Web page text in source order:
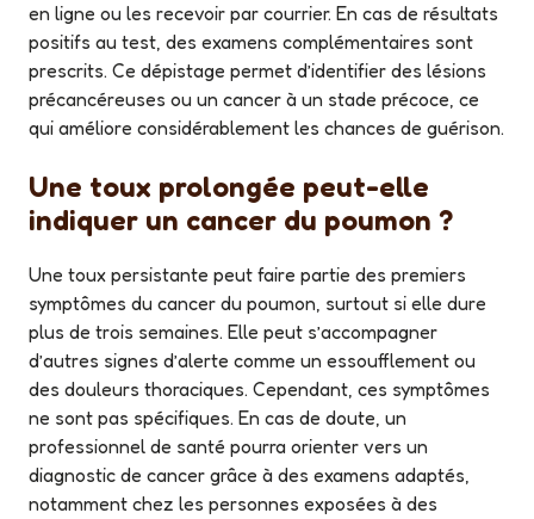
en ligne ou les recevoir par courrier. En cas de résultats
positifs au test, des examens complémentaires sont
prescrits. Ce dépistage permet d’identifier des lésions
précancéreuses ou un cancer à un stade précoce, ce
qui améliore considérablement les chances de guérison.
Une toux prolongée peut-elle
indiquer un cancer du poumon ?
Une toux persistante peut faire partie des premiers
symptômes du cancer du poumon, surtout si elle dure
plus de trois semaines. Elle peut s’accompagner
d’autres signes d’alerte comme un essoufflement ou
des douleurs thoraciques. Cependant, ces symptômes
ne sont pas spécifiques. En cas de doute, un
professionnel de santé pourra orienter vers un
diagnostic de cancer grâce à des examens adaptés,
notamment chez les personnes exposées à des